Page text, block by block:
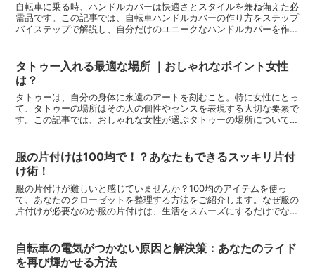
自転車に乗る時、ハンドルカバーは快適さとスタイルを兼ね備えた必
需品です。この記事では、自転車ハンドルカバーの作り方をステップ
バイステップで解説し、自分だけのユニークなハンドルカバーを作る
タトゥー入れる最適な場所 ｜おしゃれなポイント女性
は？
タトゥーは、自分の身体に永遠のアートを刻むこと。特に女性にとっ
て、タトゥーの場所はその人の個性やセンスを表現する大切な要素で
す。この記事では、おしゃれな女性が選ぶタトゥーの場所について、
服の片付けは100均で！？あなたもできるスッキリ片付
け術！
服の片付けが難しいと感じていませんか？100均のアイテムを使っ
て、あなたのクローゼットを整理する方法をご紹介します。なぜ服の
片付けが必要なのか服の片付けは、生活をスムーズにするだけでな
自転車の電気がつかない原因と解決策：あなたのライド
を再び輝かせる方法